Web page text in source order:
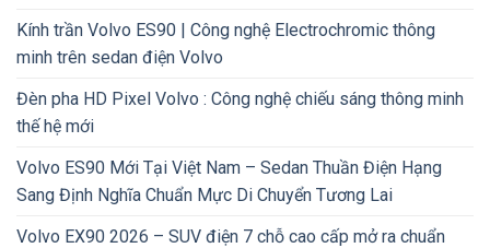
Kính trần Volvo ES90 | Công nghệ Electrochromic thông
minh trên sedan điện Volvo
Đèn pha HD Pixel Volvo : Công nghệ chiếu sáng thông minh
thế hệ mới
Volvo ES90 Mới Tại Việt Nam – Sedan Thuần Điện Hạng
Sang Định Nghĩa Chuẩn Mực Di Chuyển Tương Lai
Volvo EX90 2026 – SUV điện 7 chỗ cao cấp mở ra chuẩn